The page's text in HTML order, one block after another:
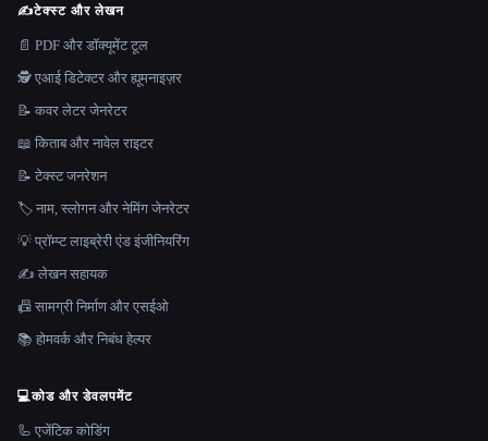
✍️टेक्स्ट और लेखन
📄 PDF और डॉक्यूमेंट टूल
🕵️ एआई डिटेक्टर और ह्यूमनाइज़र
📝 कवर लेटर जेनरेटर
📖 किताब और नावेल राइटर
📝 टेक्स्ट जनरेशन
🏷️ नाम, स्लोगन और नेमिंग जेनरेटर
💡 प्रॉम्प्ट लाइब्रेरी एंड इंजीनियरिंग
✍️ लेखन सहायक
📠 सामग्री निर्माण और एसईओ
📚 होमवर्क और निबंध हेल्पर
💻कोड और डेवलपमेंट
🦾 एजेंटिक कोडिंग